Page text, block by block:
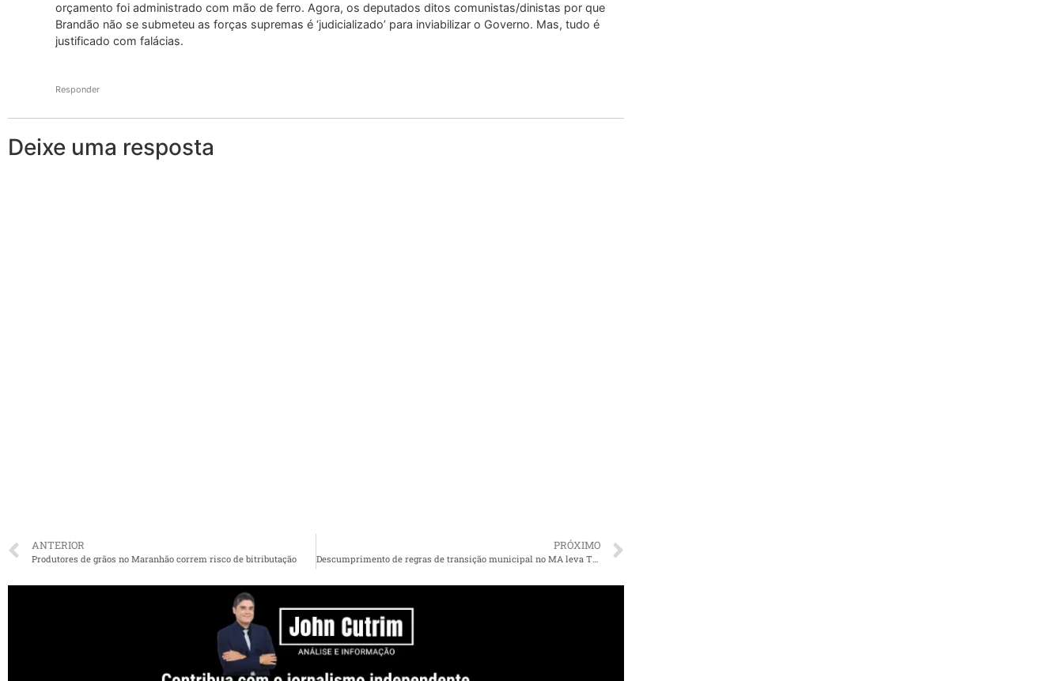
orçamento foi administrado com mão de ferro. Agora, os deputados ditos comunistas/dinistas por que
Brandão não se submeteu as forças supremas é ‘judicializado’ para inviabilizar o Governo. Mas, tudo é
justificado com falácias.
Responder
Deixe uma resposta
ANTERIOR
Produtores de grãos no Maranhão correm risco de bitributação
PRÓXIMO